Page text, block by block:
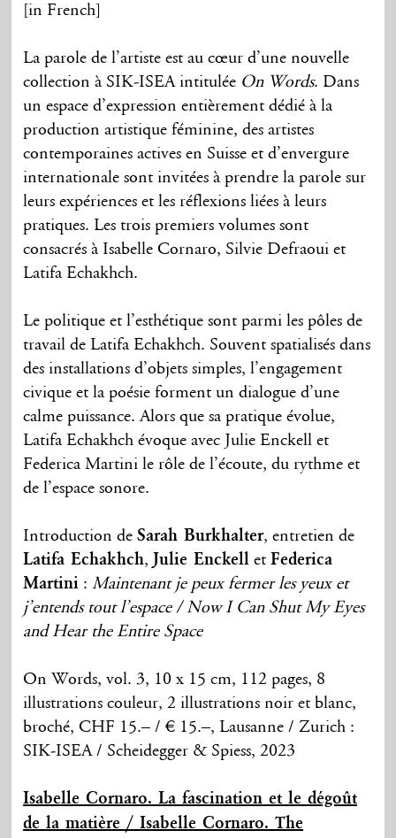
[in French]
La parole de l’artiste est au cœur d’une nouvelle
collection à SIK-ISEA intitulée On Words. Dans
un espace d’expression entièrement dédié à la
production artistique féminine, des artistes
contemporaines actives en Suisse et d’envergure
internationale sont invitées à prendre la parole sur
leurs expériences et les réflexions liées à leurs
pratiques. Les trois premiers volumes sont
consacrés à Isabelle Cornaro, Silvie Defraoui et
Latifa Echakhch.
Le politique et l’esthétique sont parmi les pôles de
travail de Latifa Echakhch. Souvent spatialisés dans
des installations d’objets simples, l’engagement
civique et la poésie forment un dialogue d’une
calme puissance. Alors que sa pratique évolue,
Latifa Echakhch évoque avec Julie Enckell et
Federica Martini le rôle de l’écoute, du rythme et
de l’espace sonore.
Introduction deSarah Burkhalter, entretien de
Latifa Echakhch, Julie Enckell etFederica
Martini :Maintenant je peux fermer les yeux et
j’entends tout l’espace / Now I Can Shut My Eyes
and Hear the Entire Space
On Words, vol. 3, 10 x 15 cm, 112 pages, 8
illustrations couleur, 2 illustrations noir et blanc,
broché, CHF 15.– / € 15.–, Lausanne / Zurich :
SIK-ISEA / Scheidegger & Spiess, 2023
Isabelle Cornaro. La fascination et le dégoût
de la matière / Isabelle Cornaro. The